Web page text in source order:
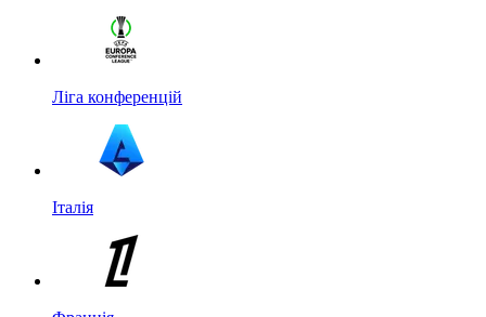
Ліга конференцій
Італія